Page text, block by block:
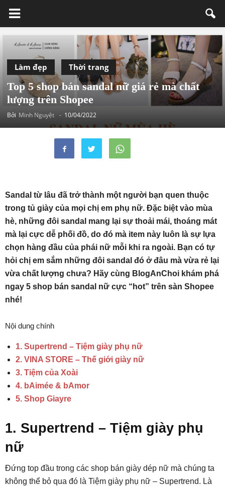
Làm đẹp Thời trang
Top 5 shop bán sandal nữ giá rẻ mà chất
lượng trên Shopee
Bởi Minh Nguyệt - 10/04/2022
Sandal từ lâu đã trở thành một người bạn quen thuộc
trong tủ giày của mọi chị em phụ nữ. Đặc biệt vào mùa
hè, những đôi sandal mang lại sự thoải mái, thoáng mát
mà lại cực dễ phối đồ, do đó mà item này luôn là sự lựa
chọn hàng đầu của phái nữ mỗi khi ra ngoài. Bạn có tự
hỏi chị em sắm những đôi sandal đó ở đâu mà vừa rẻ lại
vừa chất lượng chưa? Hãy cùng BlogAnChoi khám phá
ngay 5 shop bán sandal nữ cực “hot” trên sàn Shopee
nhé!
Nội dung chính
1. Supertrend – Tiệm giày phụ nữ
2. VINA STORE – Thế giới giày nữ
3. Tiệm của Xoài
4. bAimée & bAmor
5. Shop Giayre
1. Supertrend – Tiệm giày phụ
nữ
Đứng top đầu trong các shop bán giày dép nữ mà chúng ta
không thể bỏ qua đó là Tiệm giày phụ nữ – Supertrend. Là